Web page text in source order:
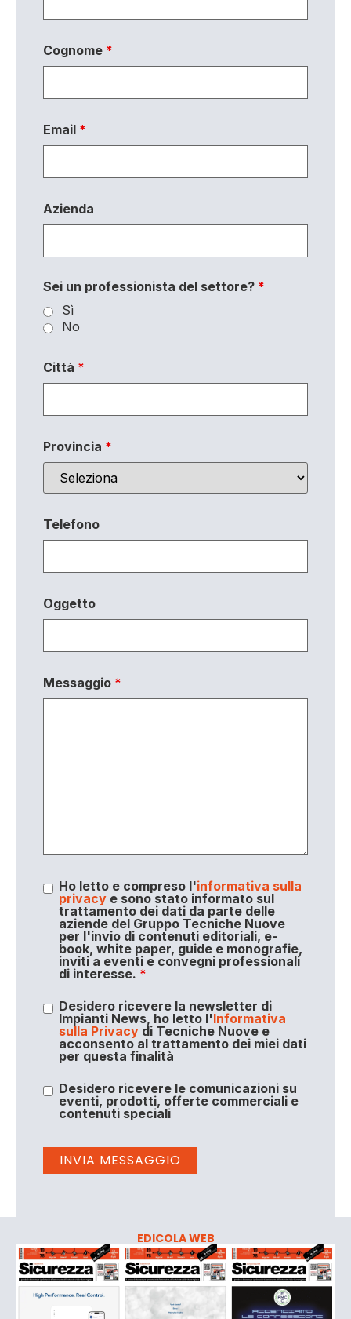
Cognome *
Email *
Azienda
Sei un professionista del settore? *
Sì
No
Città *
Provincia *
Telefono
Oggetto
Messaggio *
Ho letto e compreso l'informativa sulla
privacye sono stato informato sul
trattamento dei dati da parte delle
aziende del Gruppo Tecniche Nuove
per l'invio di contenuti editoriali, e-
book, white paper, guide e monografie,
inviti a eventi e convegni professionali
di interesse. *
Desidero ricevere la newsletter di
Impianti News, ho letto l'Informativa
sulla Privacydi Tecniche Nuove e
acconsento al trattamento dei miei dati
per questa finalità
Desidero ricevere le comunicazioni su
eventi, prodotti, offerte commerciali e
contenuti speciali
EDICOLA WEB